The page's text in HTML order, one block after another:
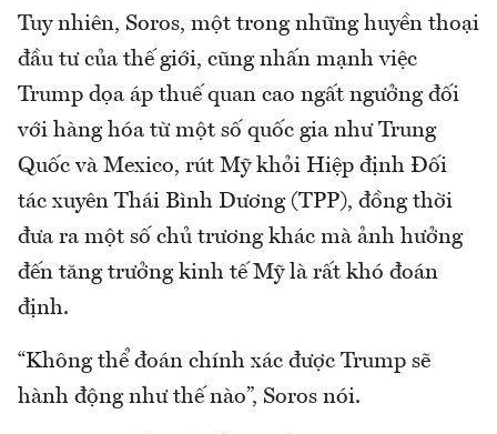
Tuy nhiên, Soros, một trong những huyền thoại
đầu tư của thế giới, cũng nhấn mạnh việc
Trump dọa áp thuế quan cao ngất ngưởng đối
với hàng hóa từ một số quốc gia như Trung
Quốc và Mexico, rút Mỹ khỏi Hiệp định Đối
tác xuyên Thái Bình Dương (TPP), đồng thời
đưa ra một số chủ trương khác mà ảnh hưởng
đến tăng trưởng kinh tế Mỹ là rất khó đoán
định.
“Không thể đoán chính xác được Trump sẽ
hành động như thế nào”, Soros nói.